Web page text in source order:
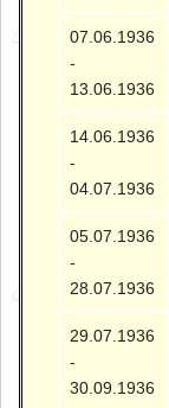
07.06.1936
-
13.06.1936
14.06.1936
-
04.07.1936
05.07.1936
-
28.07.1936
29.07.1936
-
30.09.1936